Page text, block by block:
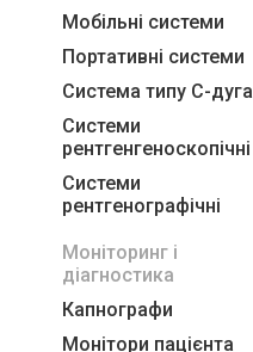
Мобільні системи
Портативні системи
Система типу С-дуга
Системи
рентгенгеноскопічні
Системи
рентгенографічні
Моніторинг і
діагностика
Капнографи
Монітори пацієнта